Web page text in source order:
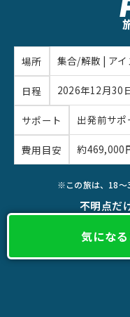
場所 集合/解散 | ア
日程 2026年12月30
サポート 出発前サ
費用目安 約469,000
※この旅は、18〜
不明点だ
気にな